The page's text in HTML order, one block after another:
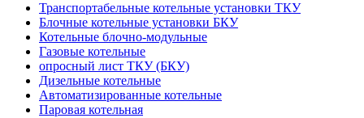
Транспортабельные котельные установки ТКУ
Блочные котельные установки БКУ
Котельные блочно-модульные
Газовые котельные
опросный лист ТКУ (БКУ)
Дизельные котельные
Автоматизированные котельные
Паровая котельная